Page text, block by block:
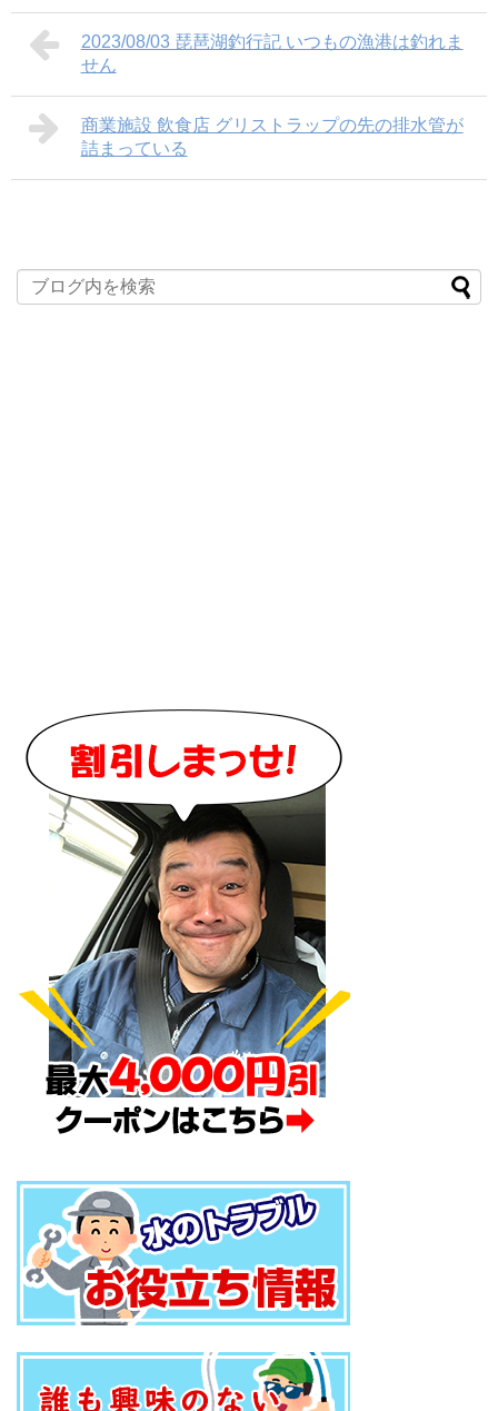
2023/08/03 琵琶湖釣行記 いつもの漁港は釣れま
せん
商業施設 飲食店 グリストラップの先の排水管が
詰まっている